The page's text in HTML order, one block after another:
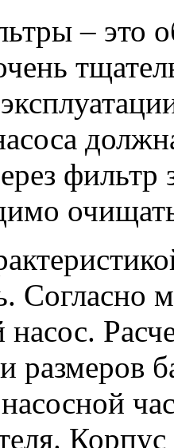
– это
фильтр
Согласно
размеров